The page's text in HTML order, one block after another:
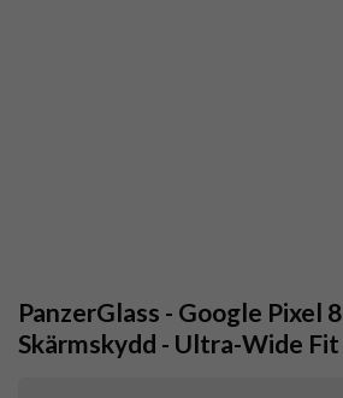
PanzerGlass - Google Pixel
Skärmskydd - Ultra-Wide Fit